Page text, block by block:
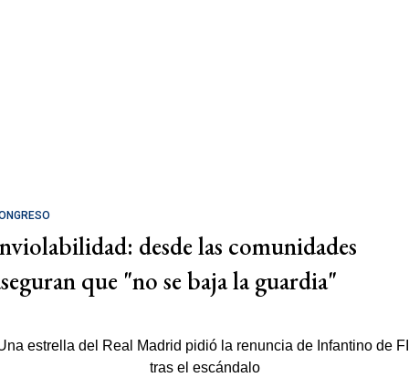
desde las comunidades
que "no se baja la guardia"